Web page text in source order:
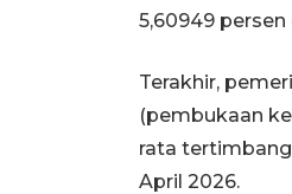
5,60949
Terakhir,
(pembukaan
rata
April 2026.